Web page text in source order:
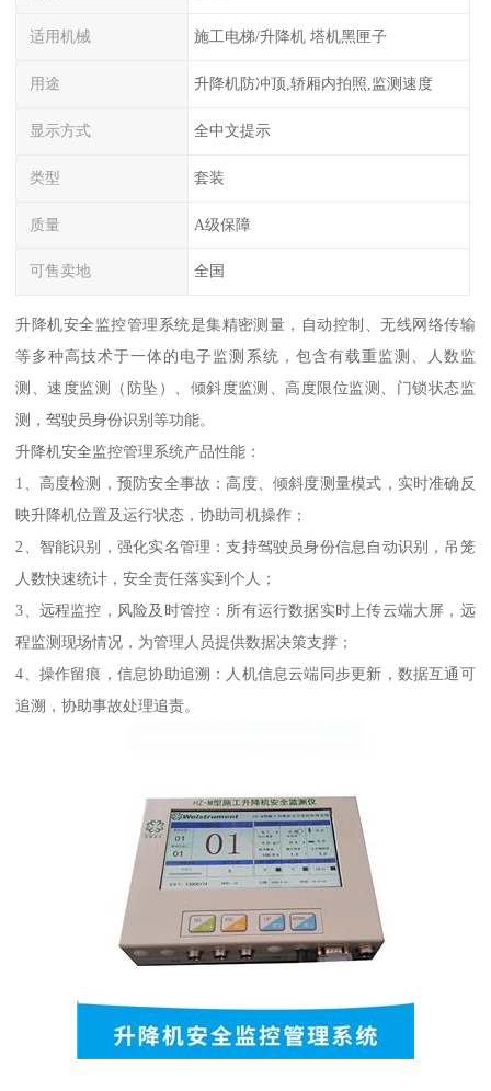
适用机械 施工电梯/升降机 塔机黑匣子
用途 升降机防冲顶,轿厢内拍照,监测速度
显示方式 全中文提示
类型 套装
质量 A级保障
可售卖地 全国
升降机安全监控管理系统是集精密测量，自动控制、无线网络传输
等多种高技术于一体的电子监测系统，包含有载重监测、人数监
测、速度监测（防坠）、倾斜度监测、高度限位监测、门锁状态监
测，驾驶员身份识别等功能。
升降机安全监控管理系统产品性能：
1、高度检测，预防安全事故：高度、倾斜度测量模式，实时准确反
映升降机位置及运行状态，协助司机操作；
2、智能识别，强化实名管理：支持驾驶员身份信息自动识别，吊笼
人数快速统计，安全责任落实到个人；
3、远程监控，风险及时管控：所有运行数据实时上传云端大屏，远
程监测现场情况，为管理人员提供数据决策支撑；
4、操作留痕，信息协助追溯：人机信息云端同步更新，数据互通可
追溯，协助事故处理追责。